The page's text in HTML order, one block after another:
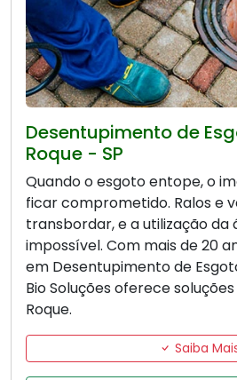
Desentupimento de
Roque - SP
Quando o esgoto entope, o
ficar comprometido. Ralos e
transbordar, e a utilização da
impossível. Com mais de 20
em Desentupimento de
Bio Soluções oferece
Roque.
Saiba